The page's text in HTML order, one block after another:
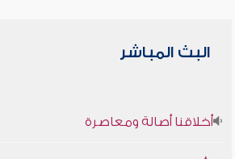
البث المباشر
أخلاقنا أصالة ومعاصرة